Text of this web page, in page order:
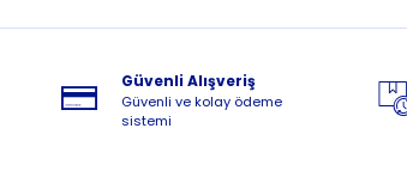
Güvenli Alışveriş
Güvenli ve kolay ödeme
sistemi